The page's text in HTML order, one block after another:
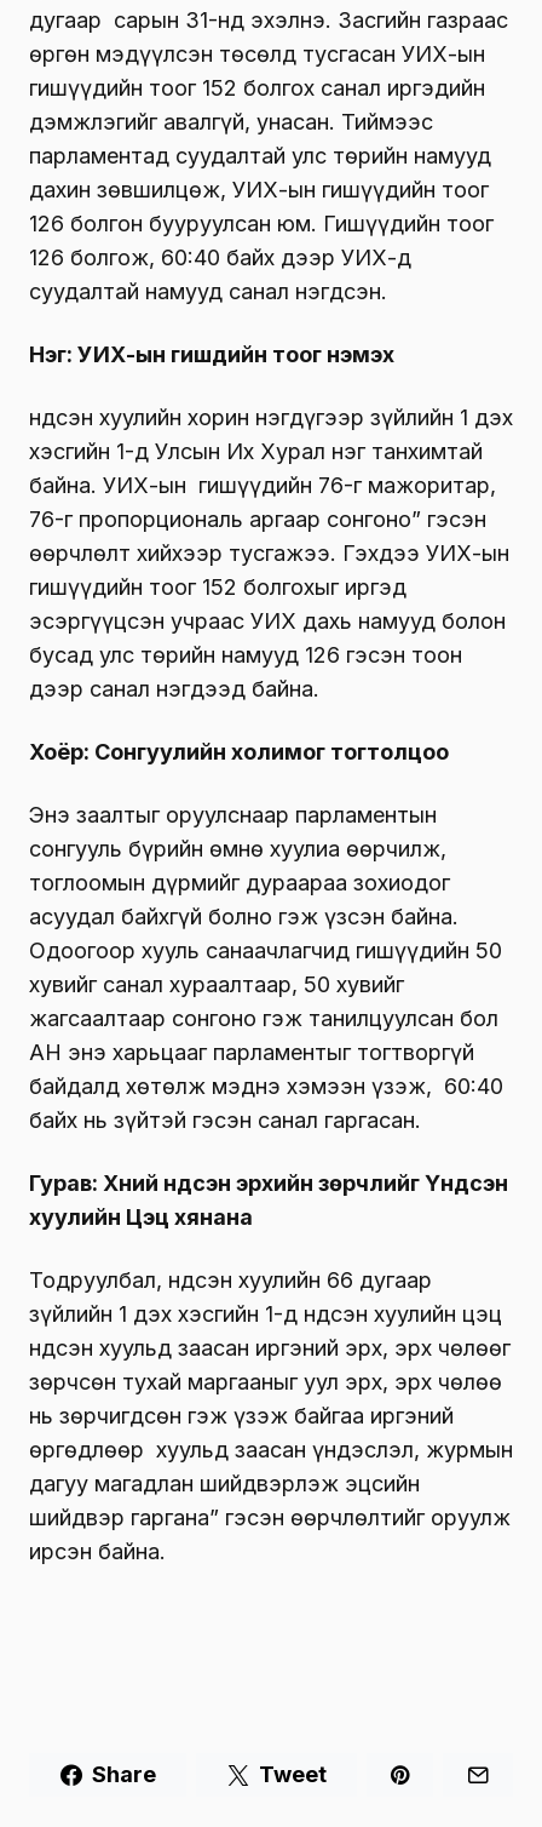
дугаар сарын 31-нд эхэлнэ. Засгийн газраас
өргөн мэдүүлсэн төсөлд тусгасан УИХ-ын
гишүүдийн тоог 152 болгох санал иргэдийн
дэмжлэгийг авалгүй, унасан. Тиймээс
парламентад суудалтай улс төрийн намууд
дахин зөвшилцөж, УИХ-ын гишүүдийн тоог
126 болгон бууруулсан юм. Гишүүдийн тоог
126 болгож, 60:40 байх дээр УИХ-д
суудалтай намууд санал нэгдсэн.
Нэг: УИХ-ын гишүүдийн тоог нэмэх
Үндсэн хуулийн хорин нэгдүгээр зүйлийн 1 дэх
хэсгийн 1-д Улсын Их Хурал нэг танхимтай
байна. УИХ-ын гишүүдийн 76-г мажоритар,
76-г пропорциональ аргаар сонгоно” гэсэн
өөрчлөлт хийхээр тусгажээ. Гэхдээ УИХ-ын
гишүүдийн тоог 152 болгохыг иргэд
эсэргүүцсэн учраас УИХ дахь намууд болон
бусад улс төрийн намууд 126 гэсэн тоон
дээр санал нэгдээд байна.
Хоёр: Сонгуулийн холимог тогтолцоо
Энэ заалтыг оруулснаар парламентын
сонгууль бүрийн өмнө хуулиа өөрчилж,
тоглоомын дүрмийг дураараа зохиодог
асуудал байхгүй болно гэж үзсэн байна.
Одоогоор хууль санаачлагчид гишүүдийн 50
хувийг санал хураалтаар, 50 хувийг
жагсаалтаар сонгоно гэж танилцуулсан бол
АН энэ харьцааг парламентыг тогтворгүй
байдалд хөтөлж мэднэ хэмээн үзэж, 60:40
байх нь зүйтэй гэсэн санал гаргасан.
Гурав: Хүний үндсэн эрхийн зөрчлийг Үндсэн
хуулийн Цэц хянана
Тодруулбал, Үндсэн хуулийн 66 дугаар
зүйлийн 1 дэх хэсгийн 1-д Үндсэн хуулийн цэц
Үндсэн хуульд заасан иргэний эрх, эрх чөлөөг
зөрчсөн тухай маргааныг уул эрх, эрх чөлөө
нь зөрчигдсөн гэж үзэж байгаа иргэний
өргөдлөөр хуульд заасан үндэслэл, журмын
дагуу магадлан шийдвэрлэж эцсийн
шийдвэр гаргана” гэсэн өөрчлөлтийг оруулж
ирсэн байна.
Share Tweet